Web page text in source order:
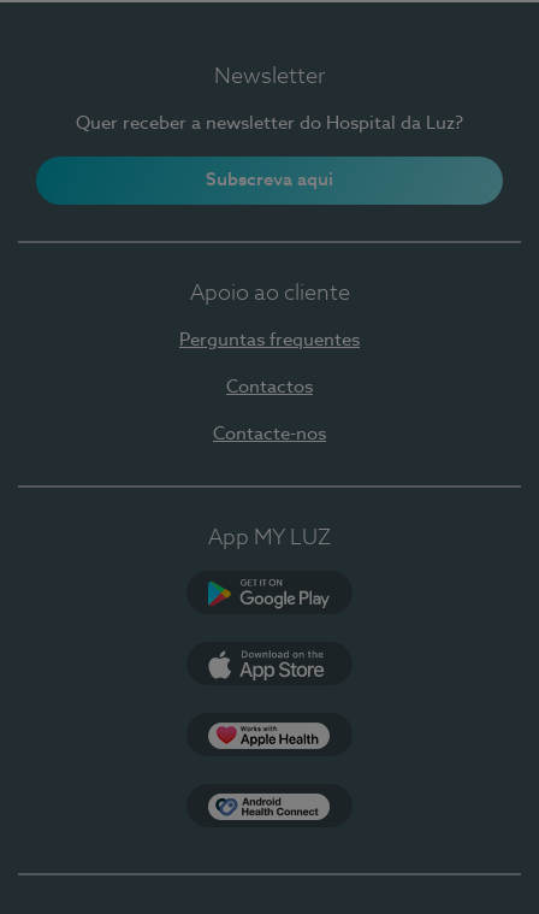
Newsletter
Quer receber a newsletter do Hospital da Luz?
Subscreva aqui
Apoio ao cliente
Perguntas frequentes
Contactos
Contacte-nos
App MY LUZ